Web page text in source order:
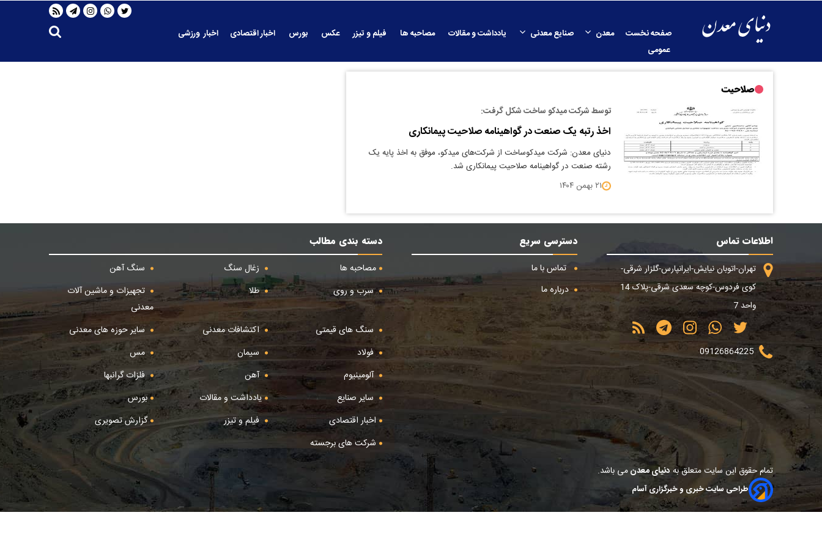
صفحه نخست معدن صنایع معدنی یادداشت و مقالات مصاحبه ها فیلم و تیزر عکس بورس اخبار اقتصادی
اخبار ورزشی
عمومی
صلاحیت
توسط شرکت میدکو ساخت شکل گرفت:
اخذ رتبه یک صنعت در گواهینامه صلاحیت پیمانکاری
دنیای معدن: شرکت میدکوساخت از شرکت‌های میدکو، موفق به اخذ پایه یک
رشته صنعت در گواهینامه صلاحیت پیمانکاری شد.
۲۱ بهمن ۱۴۰۴
اطلاعات تماس
تهران-اتوبان نیایش-ایرانپارس-گلزار شرقی-
کوی فردوس-کوچه سعدی شرقی-پلاک 14
واحد 7
09126864225
دسترسی سریع
تماس با ما
درباره ما
دسته بندی مطالب
مصاحبه ها
زغال سنگ
سنگ آهن
سرب و روی
طلا
تجهیزات و ماشین آلات
معدنی
سنگ های قیمتی
اکتشافات معدنی
سایر حوزه های معدنی
فولاد
سیمان
مس
آلومینیوم
آهن
فلزات گرانبها
سایر صنایع
یادداشت و مقالات
بورس
اخبار اقتصادی
فیلم و تیزر
گزارش تصویری
شرکت های برجسته
تمام حقوق این سایت متعلق بهدنیای معدنمی باشد.
طراحی سایت خبری و خبرگزاری آسام